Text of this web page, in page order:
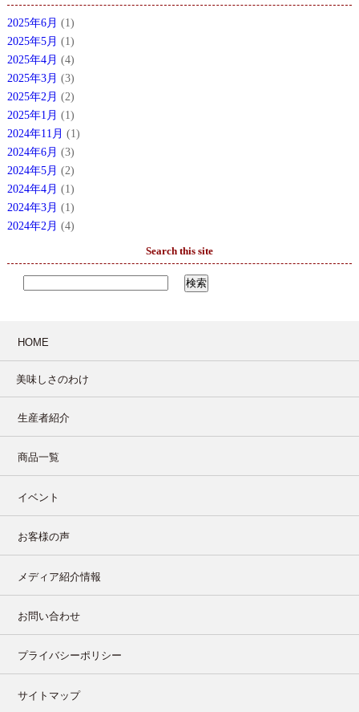
2025年6月 (1)
2025年5月 (1)
2025年4月 (4)
2025年3月 (3)
2025年2月 (2)
2025年1月 (1)
2024年11月 (1)
2024年6月 (3)
2024年5月 (2)
2024年4月 (1)
2024年3月 (1)
2024年2月 (4)
Search this site
HOME
美味しさのわけ
生産者紹介
商品一覧
イベント
お客様の声
メディア紹介情報
お問い合わせ
プライバシーポリシー
サイトマップ